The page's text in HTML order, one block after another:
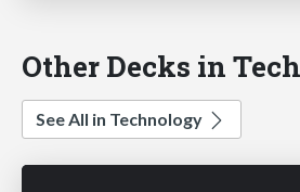
Other Decks in
See All in Technology